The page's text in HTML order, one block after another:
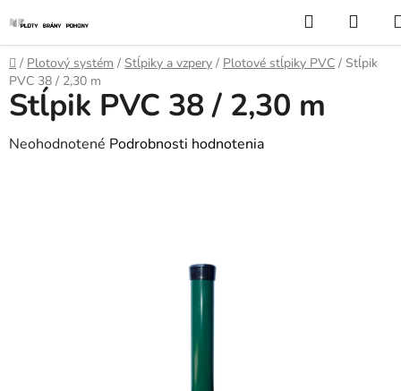
na
obsah
Hľadať
Domov
/ Plotový systém / Stĺpiky a vzpery / Plotové stĺpiky PVC / Stĺpik
PVC 38 / 2,30 m
Stĺpik PVC 38 / 2,30 m
Priemerné
Neohodnotené Podrobnosti hodnotenia